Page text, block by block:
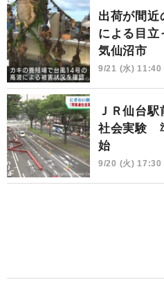
出荷が間
による目
気仙沼市
9/21 (水) 11:40
ＪＲ仙台
社会実験
始
9/20 (火) 17:30